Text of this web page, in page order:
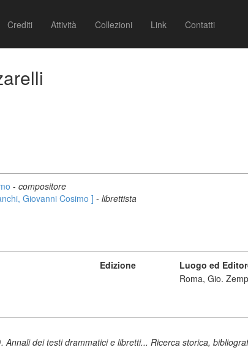
Crediti Attività Collezioni Link Contatti
- compositore
Giovanni Cosimo ] - librettista
Edizione
Luogo ed
Roma, Gio.
dei testi drammatici e libretti... Ricerca storica,